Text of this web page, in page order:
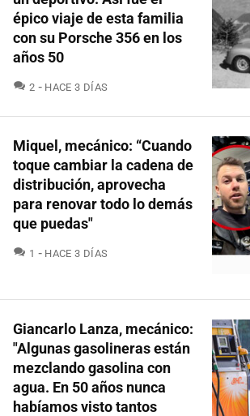
épico viaje de esta familia
con su Porsche 356 en los
años 50
2 COMENTARIOS
HACE 3 DÍAS
Miquel, mecánico: “Cuando
toque cambiar la cadena de
distribución, aprovecha
para renovar todo lo demás
que puedas"
1 COMENTARIOS
HACE 3 DÍAS
Giancarlo Lanza, mecánico:
"Algunas gasolineras están
mezclando gasolina con
agua. En 50 años nunca
habíamos visto tantos